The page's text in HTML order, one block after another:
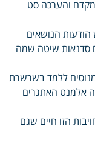
מקדם והערכה סט
הודעות הנושאים
סדנאות שיטה שמה
ללמד בשרשרת
אלמנט האתגרים
הזו חיים שגם